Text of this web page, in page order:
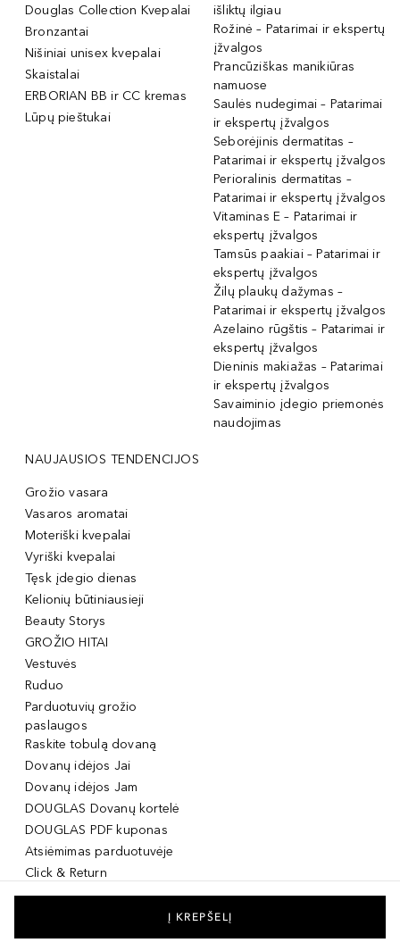
Douglas Collection Kvepalai
Bronzantai
Nišiniai unisex kvepalai
Skaistalai
ERBORIAN BB ir CC kremas
Lūpų pieštukai
išliktų ilgiau
Rožinė – Patarimai ir ekspertų
įžvalgos
Prancūziškas manikiūras
namuose
Saulės nudegimai – Patarimai
ir ekspertų įžvalgos
Seborėjinis dermatitas –
Patarimai ir ekspertų įžvalgos
Perioralinis dermatitas –
Patarimai ir ekspertų įžvalgos
Vitaminas E – Patarimai ir
ekspertų įžvalgos
Tamsūs paakiai – Patarimai ir
ekspertų įžvalgos
Žilų plaukų dažymas –
Patarimai ir ekspertų įžvalgos
Azelaino rūgštis – Patarimai ir
ekspertų įžvalgos
Dieninis makiažas – Patarimai
ir ekspertų įžvalgos
Savaiminio įdegio priemonės
naudojimas
NAUJAUSIOS TENDENCIJOS
Grožio vasara
Vasaros aromatai
Moteriški kvepalai
Vyriški kvepalai
Tęsk įdegio dienas
Kelionių būtiniausieji
Beauty Storys
GROŽIO HITAI
Vestuvės
Ruduo
Parduotuvių grožio
paslaugos
Raskite tobulą dovaną
Dovanų idėjos Jai
Dovanų idėjos Jam
DOUGLAS Dovanų kortelė
DOUGLAS PDF kuponas
Atsiėmimas parduotuvėje
Click & Return
DOUGLAS Grožio Kortelė
Į KREPŠELĮ